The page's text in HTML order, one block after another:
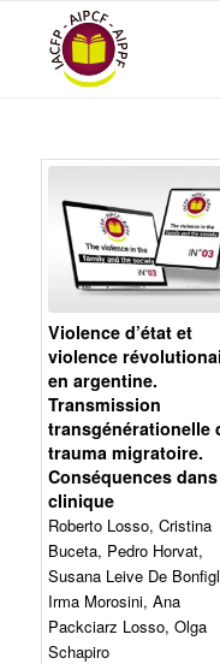
Violence d’état et
violence
en argentine.
Transmission
transgénérationelle
trauma migratoire.
Conséquences
clinique
Roberto Losso, Cristina
Buceta, Pedro Horvat,
Susana Leive De
Irma Morosini, Ana
Packciarz Losso, Olga
Schapiro